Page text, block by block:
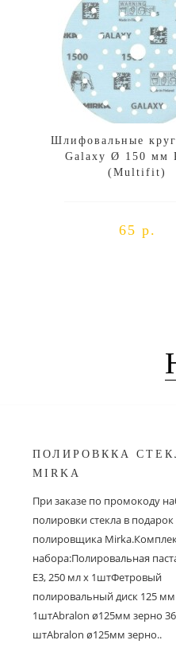
Шлифовальные
Galaxy Ø 150 мм
(Multifit)
65 р.
ПОЛИРОВККА
MIRKA
При заказе по промокоду
полировки стекла в
полировщика
набора:Полировальная
E3, 250 мл х 1штФетровый
полировальный диск 125
1штAbralon ø125мм зерно
штAbralon ø125мм зерно..